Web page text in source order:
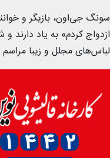
ازدواج کردم» به یاد
لباس‌های مجلل و زیبا